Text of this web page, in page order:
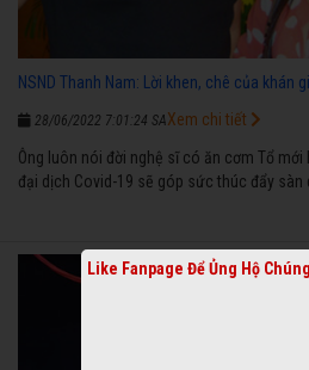
NSND Thanh Nam: Lời khen, chê của khán
28/06/2022 7:01:24 SA
Ông luôn nói đời nghệ sĩ có ăn cơm Tổ
đại dịch Covid-19 sẽ góp sức thúc đẩy sàn
Xem chi tiết
Like Fanpage Để Ủng Hộ